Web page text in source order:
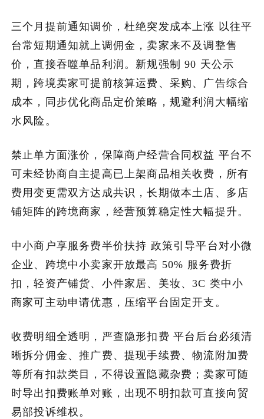
三个月提前通知调价，杜绝突发成本上涨 以往平
台常短期通知就上调佣金，卖家来不及调整售
价，直接吞噬单品利润。新规强制 90 天公示
期，跨境卖家可提前核算运费、采购、广告综合
成本，同步优化商品定价策略，规避利润大幅缩
水风险。
禁止单方面涨价，保障商户经营合同权益 平台不
可未经协商自主提高已上架商品相关收费，所有
费用变更需双方达成共识，长期做本土店、多店
铺矩阵的跨境商家，经营预算稳定性大幅提升。
中小商户享服务费半价扶持 政策引导平台对小微
企业、跨境中小卖家开放最高 50% 服务费折
扣，轻资产铺货、小件家居、美妆、3C 类中小
商家可主动申请优惠，压缩平台固定开支。
收费明细全透明，严查隐形扣费 平台后台必须清
晰拆分佣金、推广费、提现手续费、物流附加费
等所有扣款类目，不得设置隐藏杂费；卖家可随
时导出扣费账单对账，出现不明扣款可直接向贸
易部投诉维权。